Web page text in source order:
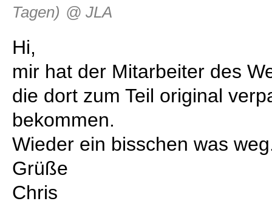
Tagen) @ JLA
Hi,
mir hat der Mitarbeiter des
die dort zum Teil original
bekommen.
Wieder ein bisschen was
Grüße
Chris